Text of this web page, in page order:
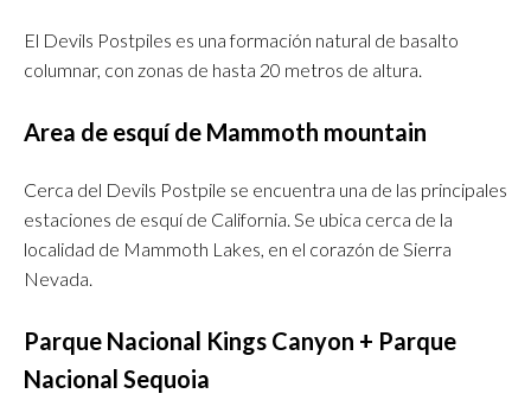
El Devils Postpiles es una formación natural de basalto
columnar, con zonas de hasta 20 metros de altura.
Area de esquí de Mammoth mountain
Cerca del Devils Postpile se encuentra una de las principales
estaciones de esquí de California. Se ubica cerca de la
localidad de Mammoth Lakes, en el corazón de Sierra
Nevada.
Parque Nacional Kings Canyon + Parque
Nacional Sequoia